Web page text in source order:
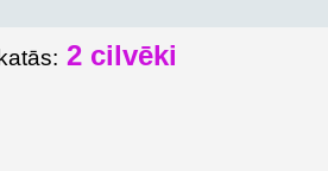
2 cilvēki